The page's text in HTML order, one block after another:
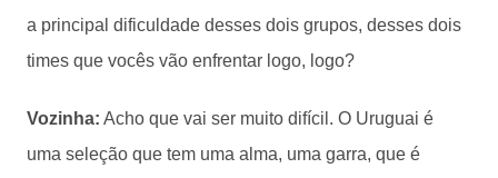
a principal dificuldade desses dois grupos, desses dois
times que vocês vão enfrentar logo, logo?
Vozinha: Acho que vai ser muito difícil. O Uruguai é
uma seleção que tem uma alma, uma garra, que é